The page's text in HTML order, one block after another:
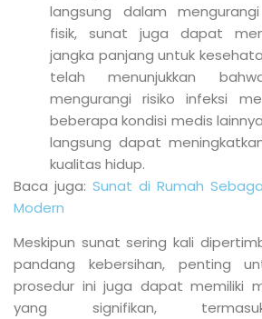
langsung dalam
fisik, sunat juga dapat
jangka panjang untuk
telah menunjukkan
mengurangi risiko infeksi
beberapa kondisi medis
langsung dapat
kualitas hidup.
Baca juga: Sunat di Rumah
Modern
Meskipun sunat sering kali
pandang kebersihan, penting
prosedur ini juga dapat memiliki
yang signifikan,